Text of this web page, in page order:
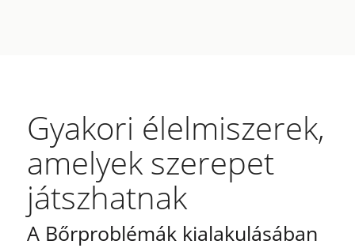
Gyakori élelmiszerek,
amelyek szerepet
játszhatnak
A Bőrproblémák kialakulásában